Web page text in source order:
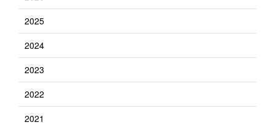
2025
2024
2023
2022
2021